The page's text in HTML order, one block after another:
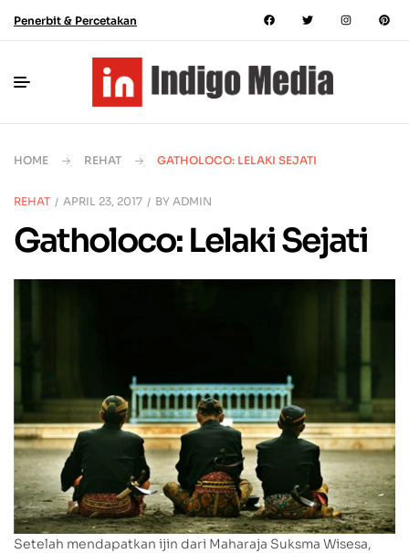
Penerbit & Percetakan
HOME REHAT GATHOLOCO: LELAKI SEJATI
REHAT APRIL 23, 2017 BY ADMIN
Gatholoco: Lelaki Sejati
Setelah mendapatkan ijin dari Maharaja Suksma Wisesa,